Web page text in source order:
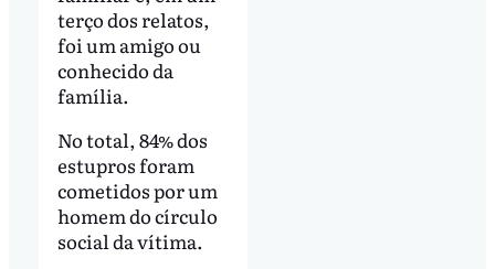
terço dos relatos,
foi um amigo ou
conhecido da
família.
No total, 84% dos
estupros foram
cometidos por um
homem do círculo
social da vítima.